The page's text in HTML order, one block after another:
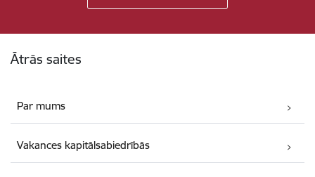
Ātrās saites
Par mums
Vakances kapitālsabiedrībās